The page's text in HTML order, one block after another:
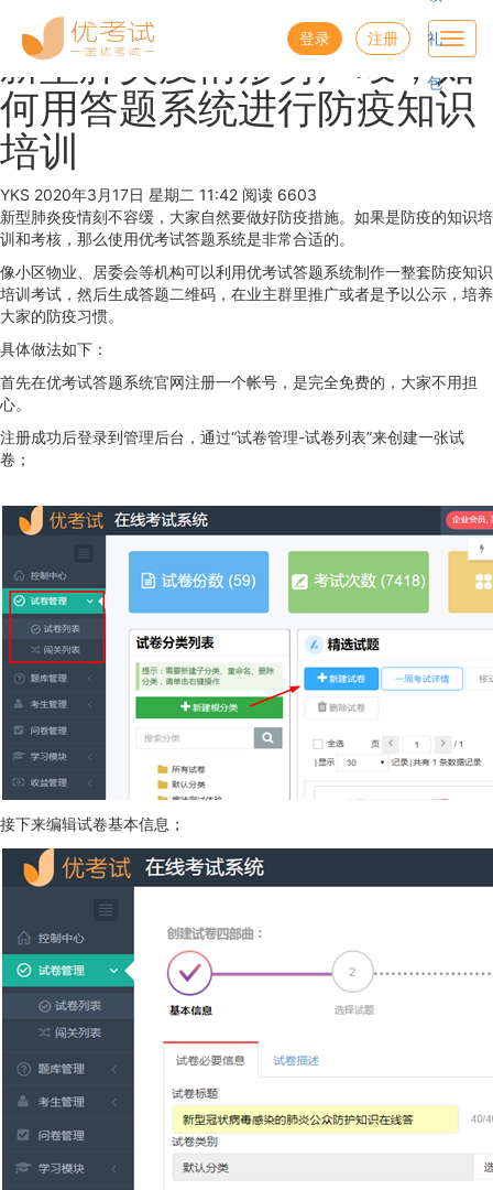
登录 注册 礼
包
新型肺炎疫情形势严峻，如
何用答题系统进行防疫知识
培训
YKS 2020年3月17日 星期二 11:42 阅读 6603
新型肺炎疫情刻不容缓，大家自然要做好防疫措施。如果是防疫的知识培
训和考核，那么使用优考试答题系统是非常合适的。
像小区物业、居委会等机构可以利用优考试答题系统制作一整套防疫知识
培训考试，然后生成答题二维码，在业主群里推广或者是予以公示，培养
大家的防疫习惯。
具体做法如下：
首先在优考试答题系统官网注册一个帐号，是完全免费的，大家不用担
心。
注册成功后登录到管理后台，通过“试卷管理-试卷列表”来创建一张试
卷；
接下来编辑试卷基本信息；